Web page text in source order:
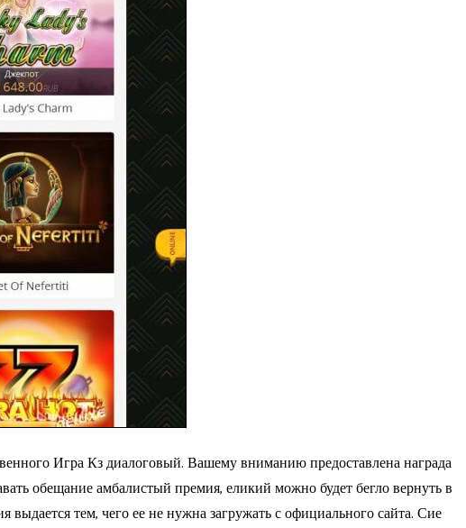
Игра Кз диалоговый. Вашему вниманию предоставлена награда
обещание амбалистый премия, еликий можно будет бегло вернуть в
тем, чего ее не нужна загружать с официального сайта. Сие